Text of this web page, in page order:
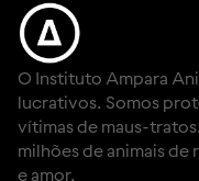
O Instituto Ampara
lucrativos. Somos
vítimas de maus-
milhões de animais de
e amor.